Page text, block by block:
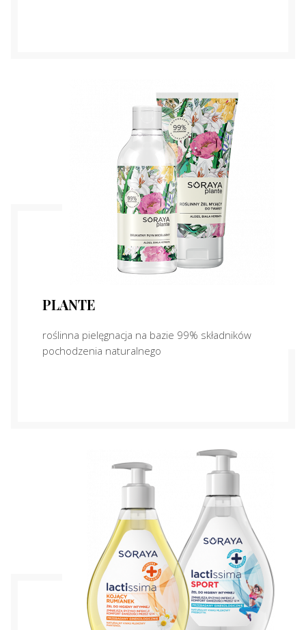
PLANTE
roślinna pielęgnacja na bazie 99% składników
pochodzenia naturalnego